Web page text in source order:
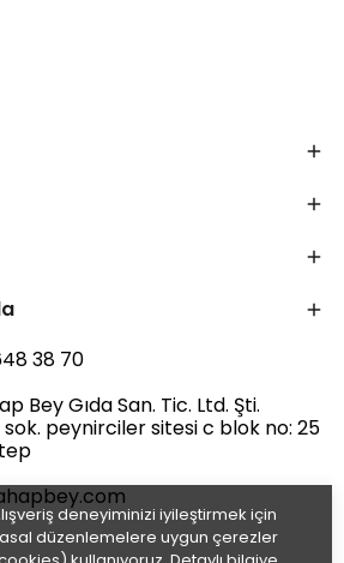
deneyiminizi iyileştirmek için
düzenlemelere uygun çerezler
38 70
Bey Gıda San. Tic. Ltd. Şti.
peynirciler sitesi c blok no: 25